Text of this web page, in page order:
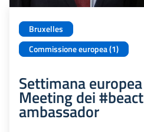
Bruxelles
Commissione europea (1)
Settimana
Meeting dei
ambassador